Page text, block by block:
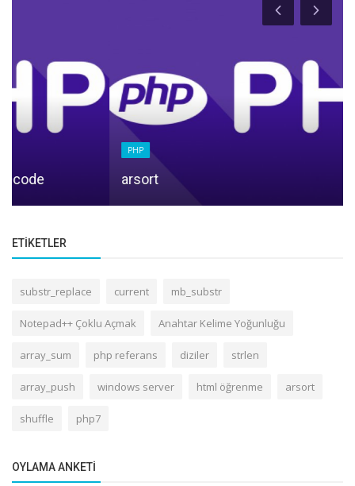
arsort
ETIKETLER
substr_replace current mb_substr
Notepad++ Çoklu Açmak Anahtar Kelime Yoğunluğu
array_sum php referans diziler strlen
array_push windows server html öğrenme arsort
shuffle php7
OYLAMA ANKETI